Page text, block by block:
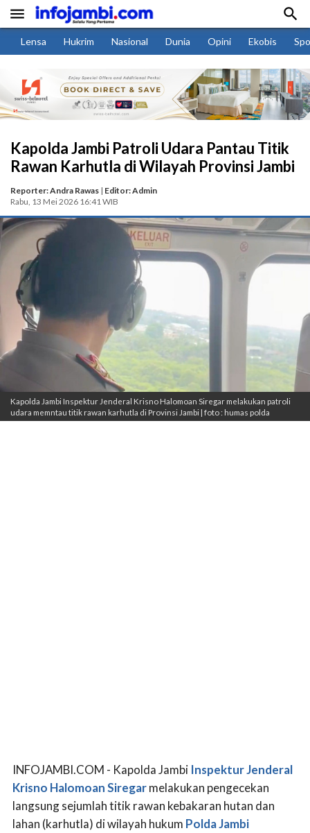
 
Lensa Hukrim Nasional Dunia Opini Ekobis
Kapolda Jambi Patroli Udara Pantau Titik
Rawan Karhutla di Wilayah Provinsi Jambi
Reporter: Andra Rawas | Editor: Admin
Rabu, 13 Mei 2026 16:41 WIB
Kapolda Jambi Inspektur Jenderal Krisno Halomoan Siregar melakukan patroli
udara memntau titik rawan karhutla di Provinsi Jambi | foto : humas polda
INFOJAMBI.COM - Kapolda Jambi Inspektur Jenderal
Krisno Halomoan Siregarmelakukan pengecekan
langsung sejumlah titik rawan kebakaran hutan dan
lahan (karhutla) di wilayah hukum Polda Jambi